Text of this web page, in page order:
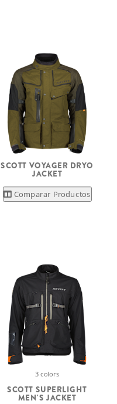
SCOTT VOYAGER DRYO
JACKET
Comparar Productos
3 colors
SCOTT SUPERLIGHT
MEN'S JACKET